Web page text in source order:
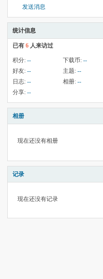
发送消息
统计信息
已有 6 人来访过
积分: -- 下载币: --
好友: -- 主题: --
日志: -- 相册: --
分享: --
相册
现在还没有相册
记录
现在还没有记录